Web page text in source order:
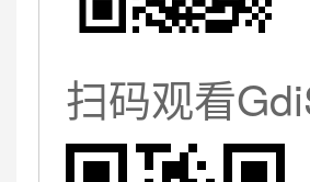
扫码观看